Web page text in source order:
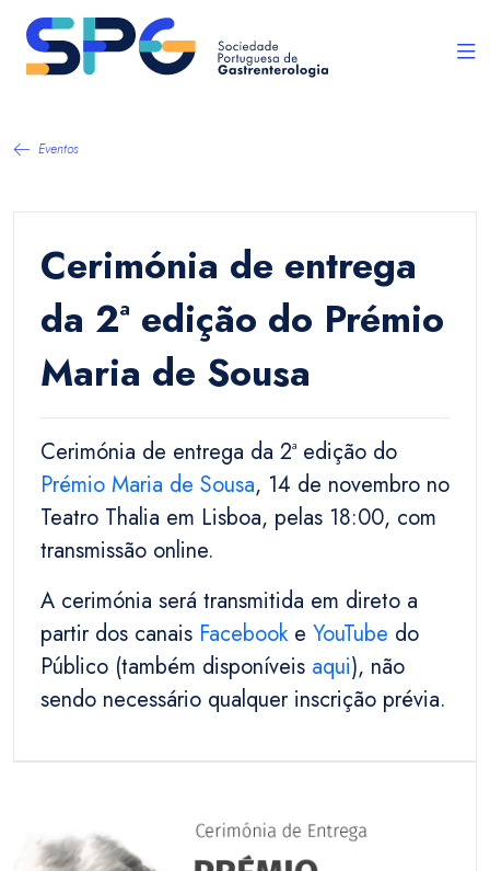
Eventos
Cerimónia de entrega
da 2ª edição do Prémio
Maria de Sousa
Cerimónia de entrega da 2ª edição do
Prémio Maria de Sousa, 14 de novembro no
Teatro Thalia em Lisboa, pelas 18:00, com
transmissão online.
A cerimónia será transmitida em direto a
partir dos canais Facebooke YouTube do
Público (também disponíveis aqui), não
sendo necessário qualquer inscrição prévia.